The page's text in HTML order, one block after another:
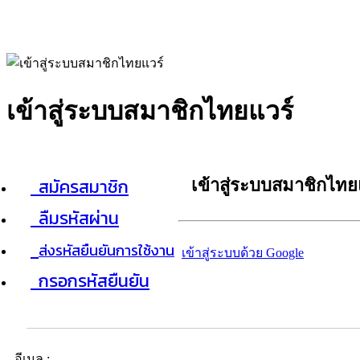
เข้าสู่ระบบสมาชิกไทยแวร์
สมัครสมาชิก
ลืมรหัสผ่าน
ส่งรหัสยืนยันการใช้งาน
กรอกรหัสยืนยัน
เข้าสู่ระบบสมาชิกไท
เข้าสู่ระบบด้วย Google